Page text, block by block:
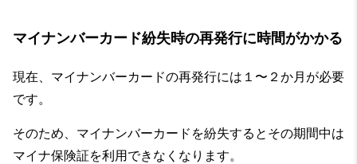
マイナンバーカード紛失時の再発行に時間がかかる
現在、マイナンバーカードの再発行には１〜２か月が必要
です。
そのため、マイナンバーカードを紛失するとその期間中は
マイナ保険証を利用できなくなります。